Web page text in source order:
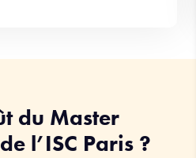
du Master
l’ISC Paris ?